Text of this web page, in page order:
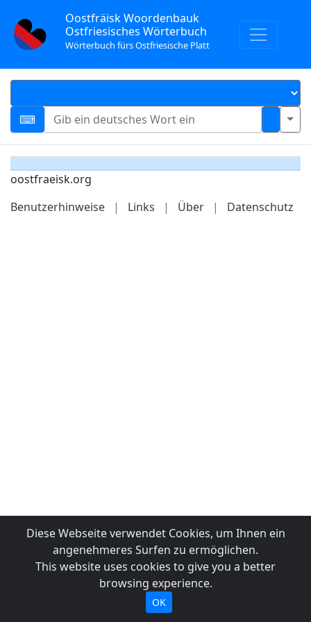
Oostfräisk Woordenbauk
Ostfriesisches Wörterbuch
Wörterbuch fürs Ostfriesische Platt
oostfraeisk.org
Benutzerhinweise
| Links | Über | Datenschutz
Diese Webseite verwendet Cookies, um Ihnen ein
angenehmeres Surfen zu ermöglichen.
This website uses cookies to give you a better
browsing experience.
OK